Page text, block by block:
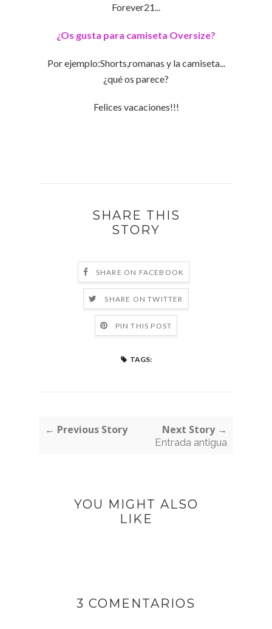
Forever21...
¿Os gusta para camiseta Oversize?
Por ejemplo:Shorts,romanas y la camiseta...
¿qué os parece?
Felices vacaciones!!!
SHARE THIS
STORY
SHARE ON FACEBOOK
SHARE ON TWITTER
PIN THIS POST
TAGS:
← Previous Story Next Story →
Entrada antigua
YOU MIGHT ALSO
LIKE
3 COMENTARIOS